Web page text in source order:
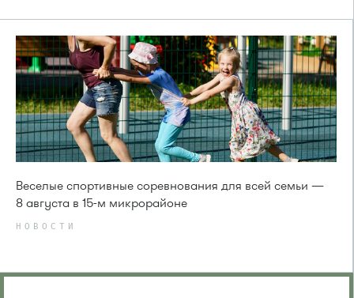
Веселые спортивные соревнования для всей семьи —
8 августа в 15-м микрорайоне
НОВОСТИ